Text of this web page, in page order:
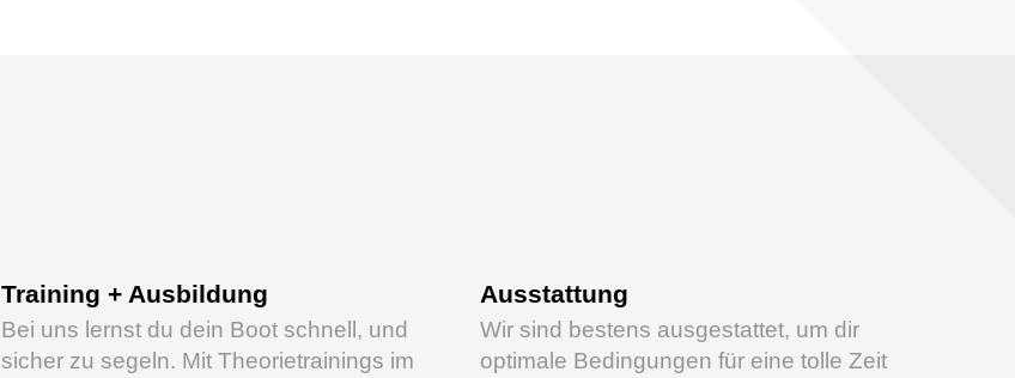
Training + Ausbildung
Bei uns lernst du dein Boot schnell, und
sicher zu segeln. Mit Theorietrainings im
Ausstattung
Wir sind bestens ausgestattet, um dir
optimale Bedingungen für eine tolle Zeit